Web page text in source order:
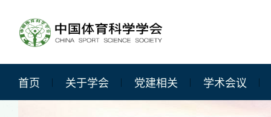
首页 关于学会 党建相关 学术会议